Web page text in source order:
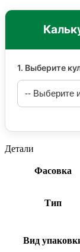
1. Выберите
Детали
Фасовка
Тип
Вид